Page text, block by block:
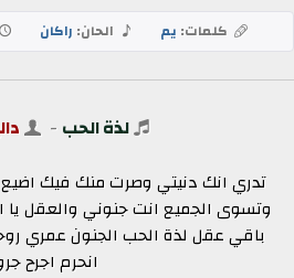
كلمات: يم الحان: راكان
لذة الحب -
تدري انك دنيتي وصرت منك فيك
وتسوى الجميع انت جنوني والعقل
باقي عقل لذة الحب الجنون عمري
انحرم اجرح